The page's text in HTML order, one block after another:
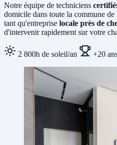
Notre équipe de techniciens
domicile dans toute la commune
tant qu'entreprise locale près de
d'intervenir rapidement sur votre
2 800h de soleil/an +20